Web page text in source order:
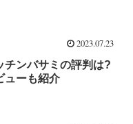
2023.07.23
チンバサミの評判は?
ューも紹介